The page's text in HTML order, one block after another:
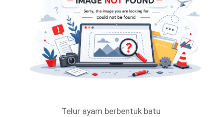
Telur ayam berbentuk batu